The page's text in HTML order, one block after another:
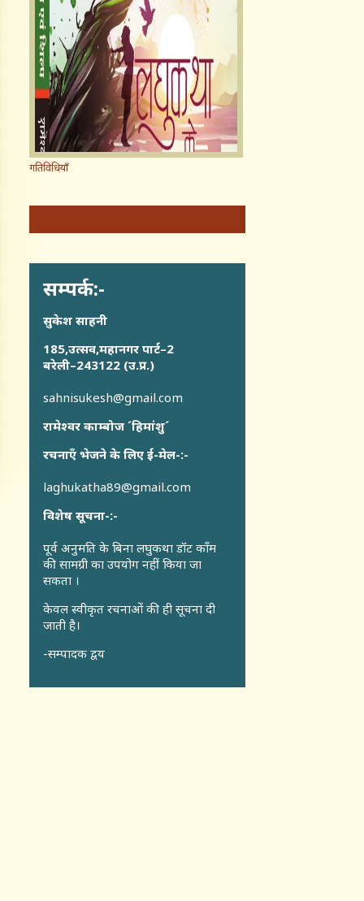
गतिविधियाँ
सम्पर्क:-
सुकेश साहनी
185,उत्सव,महानगर पार्ट–2
बरेली–243122 (उ.प्र.)
sahnisukesh@gmail.com
रामेश्वर काम्बोज ´हिमांशु´
रचनाएँ भेजने के लिए ई-मेल-:-
laghukatha89@gmail.com
विशेष सूचना-:-
पूर्व अनुमति के बिना लघुकथा डॉट कॉंम
की सामग्री का उपयोग नहीं किया जा
सकता ।
केवल स्वीकृत रचनाओं की ही सूचना दी
जाती है।
-सम्पादक द्वय